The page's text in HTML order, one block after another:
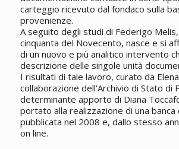
carteggio ricevuto dal fondaco sulla
provenienze.
A seguito degli studi di Federigo Melis,
cinquanta del Novecento, nasce e si
di un nuovo e più analitico intervento
descrizione delle singole unità
I risultati di tale lavoro, curato da Elena
collaborazione dell'Archivio di Stato di
determinante apporto di Diana
portato alla realizzazione di una banca
pubblicata nel 2008 e, dallo stesso
on line.